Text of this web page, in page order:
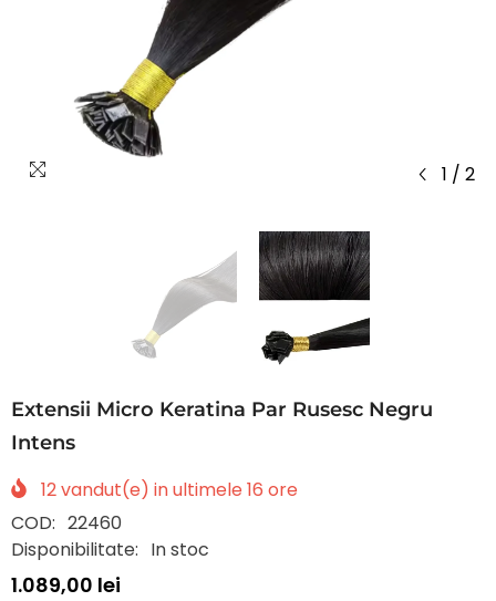
1 / 2
Extensii Micro Keratina Par Rusesc Negru
Intens
12vandut(e) in ultimele 16 ore
COD: 22460
Disponibilitate: In stoc
1.089,00 lei